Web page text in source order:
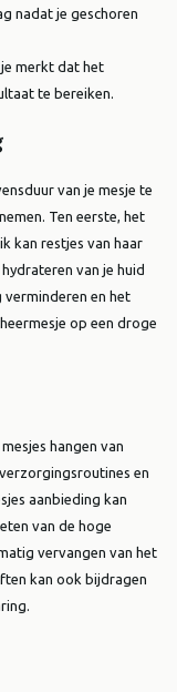
nadat je geschoren
merkt dat het
te bereiken.
van je mesje te
Ten eerste, het
kan restjes van haar
van je huid
verminderen en het
op een droge
hangen van
en
aanbieding kan
van de hoge
vervangen van het
kan ook bijdragen